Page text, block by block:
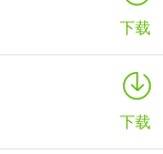
下载
下载